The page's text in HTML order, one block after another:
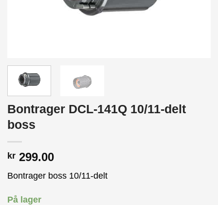
Bontrager DCL-141Q 10/11-delt
boss
kr 299.00
Bontrager boss 10/11-delt
På lager